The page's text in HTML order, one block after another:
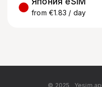
from €1.83 / day
© 2025